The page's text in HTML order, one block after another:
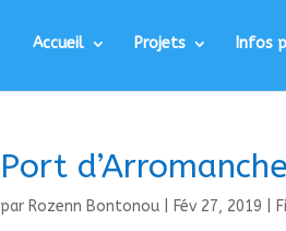
Accueil Projets Infos
Port
par Rozenn Bontonou Fév 27, 2019